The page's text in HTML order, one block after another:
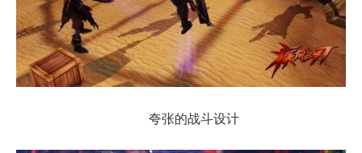
夸张的战斗设计